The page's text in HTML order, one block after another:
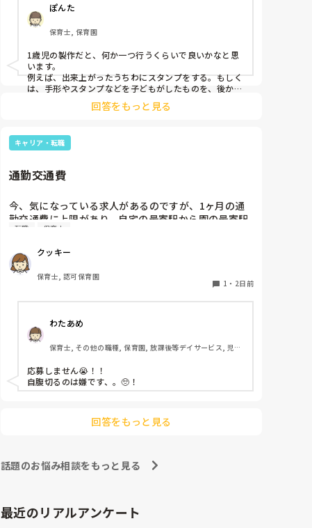
ぽんた
保育士, 保育園
1歳児の製作だと、何か一つ行うくらいで良いかなと思
います。
例えば、出来上がったうちわにスタンプをする。もしく
は、手形やスタンプなどを子どもがしたものを、後から
うちわの形に切る。1歳児なんて集中できないです。興
味を持って来てくれただけで十分です。
お部屋では、ビニールシートを敷いて、片栗粉粘土、寒
天や春雨遊び、氷遊び、など間食遊びをたくさん行って
ホールに行っているクラスにお邪魔するのも良いかなと
す！
回答をもっと見る
キャリア・転職
通勤交通費
今、気になっている求人があるのですが、1ヶ月の通
勤交通費に上限があり、自宅の最寄駅から園の最寄駅
までの通勤定期代が5,000円ほどオーバーします
私としてはなかなか大きい金額なので、この時点で応
募を迷っているのですが、皆さんならどうしますか？
転職 保育士
クッキー
保育士, 認可保育園
1 ・ 2日前
わたあめ
保育士, その他の職種, 保育園, 放課後等デイサービス, 児童
応募しません😭！！
自腹切るのは嫌です、。🥺！
回答をもっと見る
話題のお悩み相談をもっと見る
最近のリアルアンケート